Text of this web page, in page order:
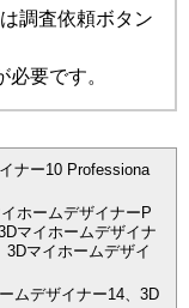
調査依頼ボタン
要です。
ナー10 Professiona
ホームデザイナーP
マイホームデザイナ
マイホームデザイ
ムデザイナー14、3D